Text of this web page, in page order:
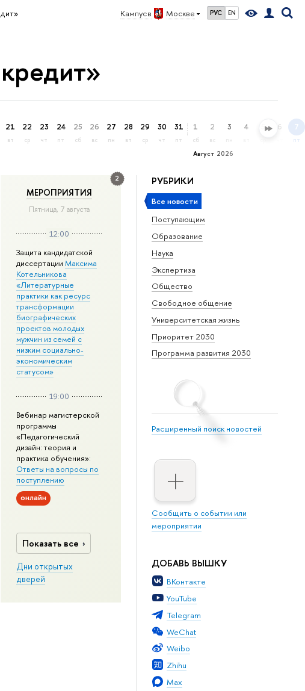
Кампус в Москве РУС EN
21
вт
22
ср
23
чт
24
пт
25
сб
26
вс
27
пн
28
вт
29
ср
30
чт
31
пт
Август 2026
1
сб
2
вс
3 4 5 6 7
пт
РУБРИКИ
Все новости
Поступающим
Образование
Наука
Экспертиза
Общество
Свободное общение
Университетская жизнь
Приоритет 2030
Программа развития 2030
Расширенный поиск новостей
Сообщить о событии или
мероприятии
ДОБАВЬ ВЫШКУ
ВКонтакте
YouTube
Telegram
WeChat
Weibo
Zhihu
Max
2
МЕРОПРИЯТИЯ
Пятница, 7 августа
12:00
Защита кандидатской
диссертации Максима
Котельникова
«Литературные
практики как ресурс
трансформации
биографических
проектов молодых
мужчин из семей с
низким социально-
экономическим
статусом»
19:00
Вебинар магистерской
программы
«Педагогический
дизайн: теория и
практика обучения»:
Ответы на вопросы по
поступлению
онлайн
Показать все
Дни открытых
дверей